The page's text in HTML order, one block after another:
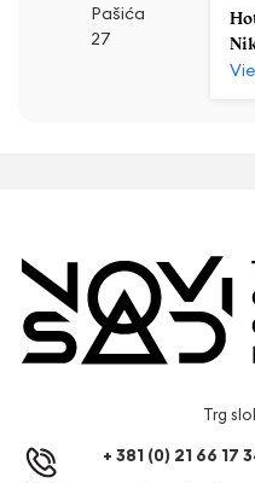
Pašića
27
Trg
+ 381 (0) 21 66 17